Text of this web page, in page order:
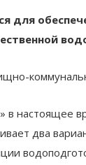
для
в настоящее
два